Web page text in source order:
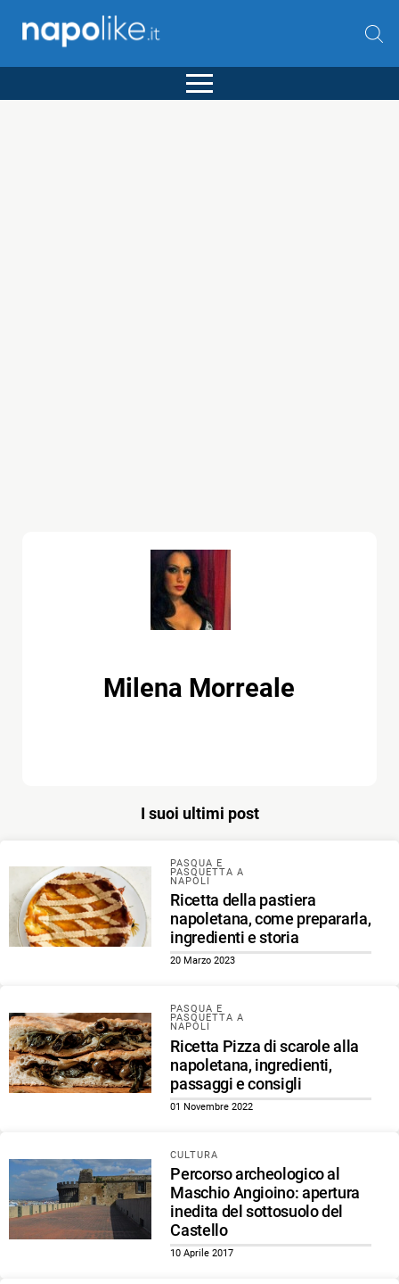
Milena Morreale
I suoi ultimi post
PASQUA E
PASQUETTA A
NAPOLI
Ricetta della pastiera
napoletana, come prepararla,
ingredienti e storia
20 Marzo 2023
PASQUA E
PASQUETTA A
NAPOLI
Ricetta Pizza di scarole alla
napoletana, ingredienti,
passaggi e consigli
01 Novembre 2022
CULTURA
Percorso archeologico al
Maschio Angioino: apertura
inedita del sottosuolo del
Castello
10 Aprile 2017